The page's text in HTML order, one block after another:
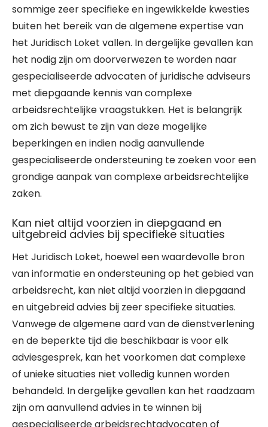
sommige zeer specifieke en ingewikkelde kwesties
buiten het bereik van de algemene expertise van
het Juridisch Loket vallen. In dergelijke gevallen kan
het nodig zijn om doorverwezen te worden naar
gespecialiseerde advocaten of juridische adviseurs
met diepgaande kennis van complexe
arbeidsrechtelijke vraagstukken. Het is belangrijk
om zich bewust te zijn van deze mogelijke
beperkingen en indien nodig aanvullende
gespecialiseerde ondersteuning te zoeken voor een
grondige aanpak van complexe arbeidsrechtelijke
zaken.
Kan niet altijd voorzien in diepgaand en
uitgebreid advies bij specifieke situaties
Het Juridisch Loket, hoewel een waardevolle bron
van informatie en ondersteuning op het gebied van
arbeidsrecht, kan niet altijd voorzien in diepgaand
en uitgebreid advies bij zeer specifieke situaties.
Vanwege de algemene aard van de dienstverlening
en de beperkte tijd die beschikbaar is voor elk
adviesgesprek, kan het voorkomen dat complexe
of unieke situaties niet volledig kunnen worden
behandeld. In dergelijke gevallen kan het raadzaam
zijn om aanvullend advies in te winnen bij